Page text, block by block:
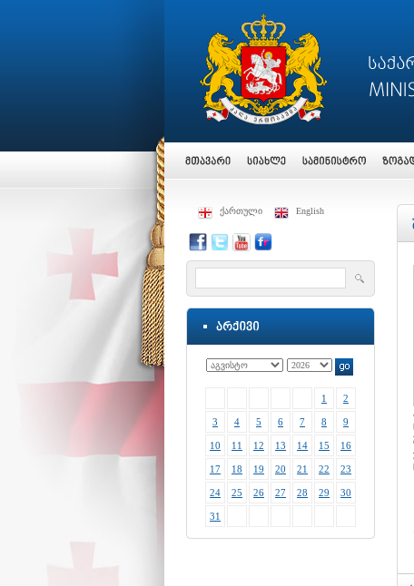
ქართული English
1 2
3 4 5 6 7 8 9
10 11 12 13 14 15 16
17 18 19 20 21 22 23
24 25 26 27 28 29 30
31